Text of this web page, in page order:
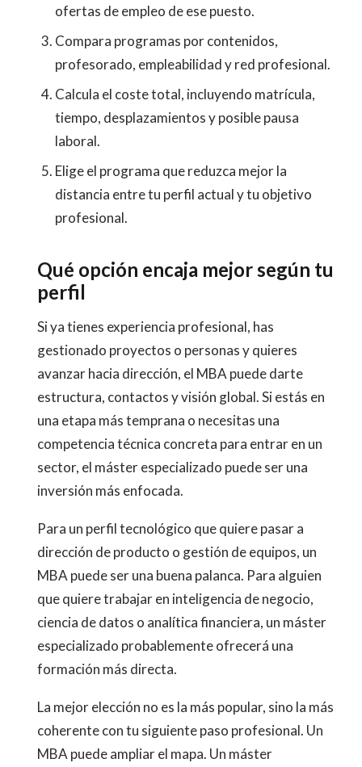
ofertas de empleo de ese puesto.
Compara programas por contenidos,
profesorado, empleabilidad y red profesional.
Calcula el coste total, incluyendo matrícula,
tiempo, desplazamientos y posible pausa
laboral.
Elige el programa que reduzca mejor la
distancia entre tu perfil actual y tu objetivo
profesional.
Qué opción encaja mejor según tu
perfil
Si ya tienes experiencia profesional, has
gestionado proyectos o personas y quieres
avanzar hacia dirección, el MBA puede darte
estructura, contactos y visión global. Si estás en
una etapa más temprana o necesitas una
competencia técnica concreta para entrar en un
sector, el máster especializado puede ser una
inversión más enfocada.
Para un perfil tecnológico que quiere pasar a
dirección de producto o gestión de equipos, un
MBA puede ser una buena palanca. Para alguien
que quiere trabajar en inteligencia de negocio,
ciencia de datos o analítica financiera, un máster
especializado probablemente ofrecerá una
formación más directa.
La mejor elección no es la más popular, sino la más
coherente con tu siguiente paso profesional. Un
MBA puede ampliar el mapa. Un máster